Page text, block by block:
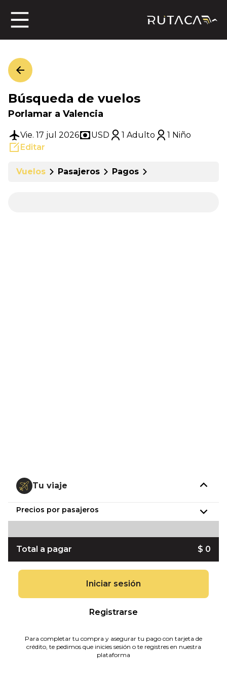
Búsqueda de vuelos
Porlamar a Valencia
Vie. 17 jul 2026 USD 1 Adulto
1 Niño
Editar
Vuelos Pasajeros Pagos
Tu viaje
Precios por pasajeros
Total a pagar $ 0
Iniciar sesión
Registrarse
Para completar tu compra y asegurar tu pago con tarjeta de
crédito, te pedimos que inicies sesión o te registres en nuestra
plataforma